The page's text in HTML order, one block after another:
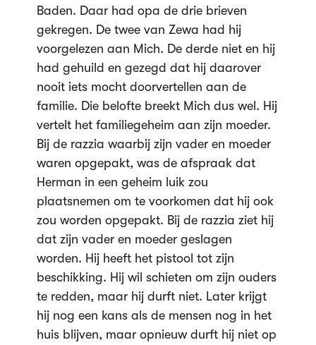
Baden. Daar had opa de drie brieven
gekregen. De twee van Zewa had hij
voorgelezen aan Mich. De derde niet en hij
had gehuild en gezegd dat hij daarover
nooit iets mocht doorvertellen aan de
familie. Die belofte breekt Mich dus wel. Hij
vertelt het familiegeheim aan zijn moeder.
Bij de razzia waarbij zijn vader en moeder
waren opgepakt, was de afspraak dat
Herman in een geheim luik zou
plaatsnemen om te voorkomen dat hij ook
zou worden opgepakt. Bij de razzia ziet hij
dat zijn vader en moeder geslagen
worden. Hij heeft het pistool tot zijn
beschikking. Hij wil schieten om zijn ouders
te redden, maar hij durft niet. Later krijgt
hij nog een kans als de mensen nog in het
huis blijven, maar opnieuw durft hij niet op